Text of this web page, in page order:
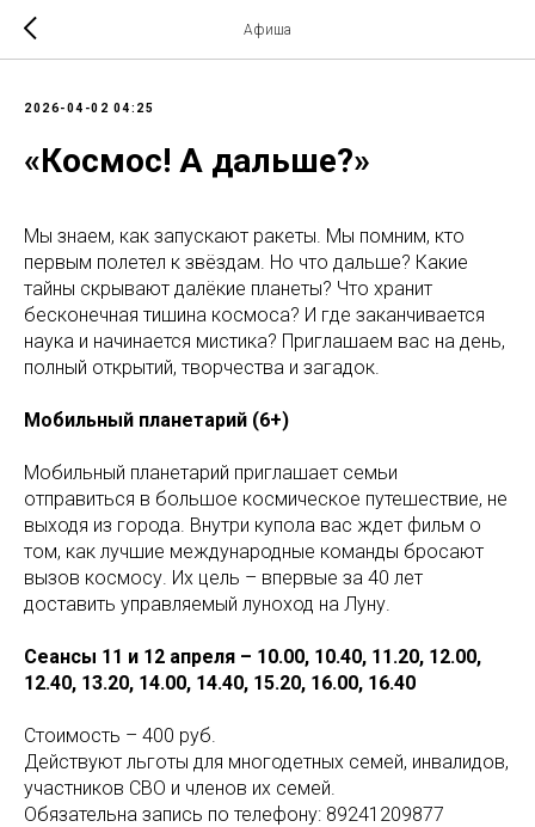
Афиша
2026-04-02 04:25
«Космос! А дальше?»
Мы знаем, как запускают ракеты. Мы помним, кто
первым полетел к звёздам. Но что дальше? Какие
тайны скрывают далёкие планеты? Что хранит
бесконечная тишина космоса? И где заканчивается
наука и начинается мистика? Приглашаем вас на день,
полный открытий, творчества и загадок.
Мобильный планетарий (6+)
Мобильный планетарий приглашает семьи
отправиться в большое космическое путешествие, не
выходя из города. Внутри купола вас ждет фильм о
том, как лучшие международные команды бросают
вызов космосу. Их цель – впервые за 40 лет
доставить управляемый луноход на Луну.
Сеансы 11 и 12 апреля – 10.00, 10.40, 11.20, 12.00,
12.40, 13.20, 14.00, 14.40, 15.20, 16.00, 16.40
Стоимость – 400 руб.
Действуют льготы для многодетных семей, инвалидов,
участников СВО и членов их семей.
Обязательна запись по телефону: 89241209877